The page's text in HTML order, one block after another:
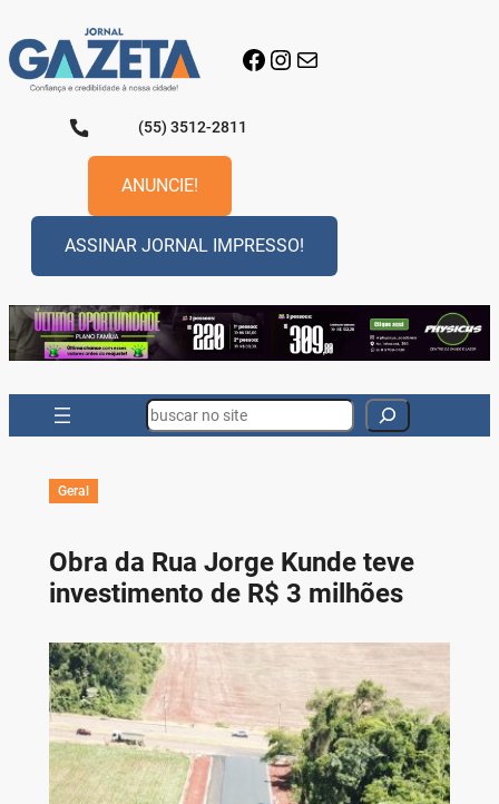
para
o
conteúdo
Facebook
Instagram
E-mail
(55) 3512-2811
ANUNCIE!
ASSINAR JORNAL IMPRESSO!
Search
Geral
Obra da Rua Jorge Kunde teve
investimento de R$ 3 milhões